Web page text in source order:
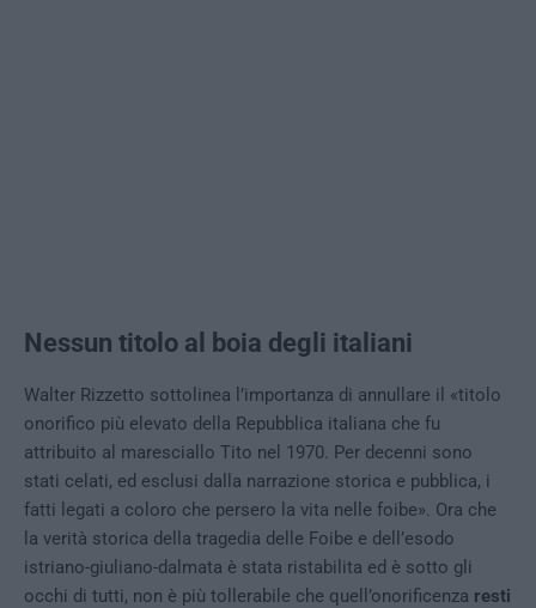
Nessun titolo al boia degli italiani
Walter Rizzetto sottolinea l’importanza di annullare il «titolo
onorifico più elevato della Repubblica italiana che fu
attribuito al maresciallo Tito nel 1970. Per decenni sono
stati celati, ed esclusi dalla narrazione storica e pubblica, i
fatti legati a coloro che persero la vita nelle foibe». Ora che
la verità storica della tragedia delle Foibe e dell’esodo
istriano-giuliano-dalmata è stata ristabilita ed è sotto gli
occhi di tutti, non è più tollerabile che quell’onorificenza resti